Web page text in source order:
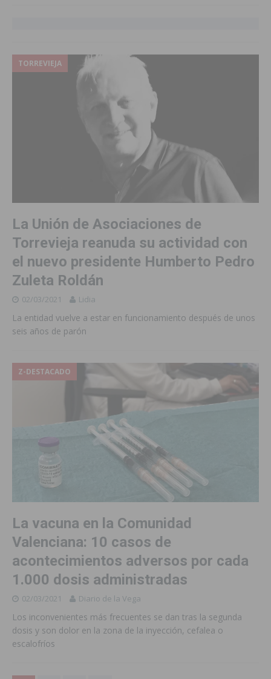
TORREVIEJA
La Unión de Asociaciones de
Torrevieja reanuda su actividad con
el nuevo presidente Humberto Pedro
Zuleta Roldán
02/03/2021 Lidia
La entidad vuelve a estar en funcionamiento después de unos
seis años de parón
Z-DESTACADO
La vacuna en la Comunidad
Valenciana: 10 casos de
acontecimientos adversos por cada
1.000 dosis administradas
02/03/2021 Diario de la Vega
Los inconvenientes más frecuentes se dan tras la segunda
dosis y son dolor en la zona de la inyección, cefalea o
escalofríos